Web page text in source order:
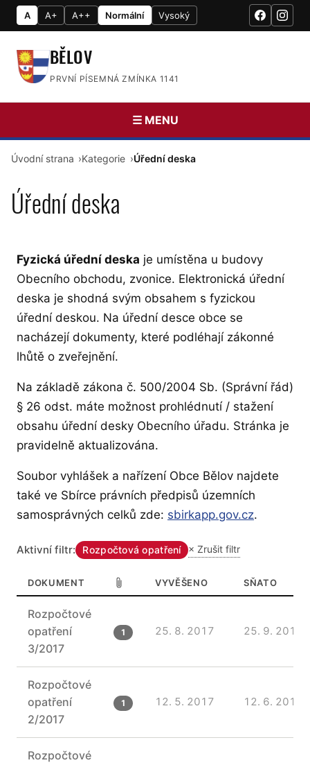
A A+ A++ Normální Vysoký
BĚLOV
PRVNÍ PÍSEMNÁ ZMÍNKA 1141
☰ MENU
Úvodní strana Kategorie Úřední deska
Úřední deska
Fyzická úřední deska je umístěna u budovy
Obecního obchodu, zvonice. Elektronická úřední
deska je shodná svým obsahem s fyzickou
úřední deskou. Na úřední desce obce se
nacházejí dokumenty, které podléhají zákonné
lhůtě o zveřejnění.
Na základě zákona č. 500/2004 Sb. (Správní řád)
§ 26 odst. máte možnost prohlédnutí / stažení
obsahu úřední desky Obecního úřadu. Stránka je
pravidelně aktualizována.
Soubor vyhlášek a nařízení Obce Bělov najdete
také ve Sbírce právních předpisů územních
samosprávných celků zde: sbirkapp.gov.cz— otevírá
.
Aktivní filtr: Rozpočtová opatření × Zrušit filtr
DOKUMENT VYVĚŠENO SŇATO
Rozpočtové
opatření
3/2017
1 25. 8. 2017 25. 9. 2017
Rozpočtové
opatření
2/2017
1 12. 5. 2017 12. 6. 2017
Rozpočtové